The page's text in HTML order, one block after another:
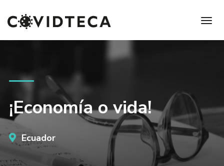
¡Economía o vida!
Ecuador